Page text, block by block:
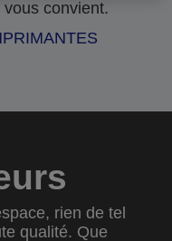
vous convient.
rien de tel
qualité. Que